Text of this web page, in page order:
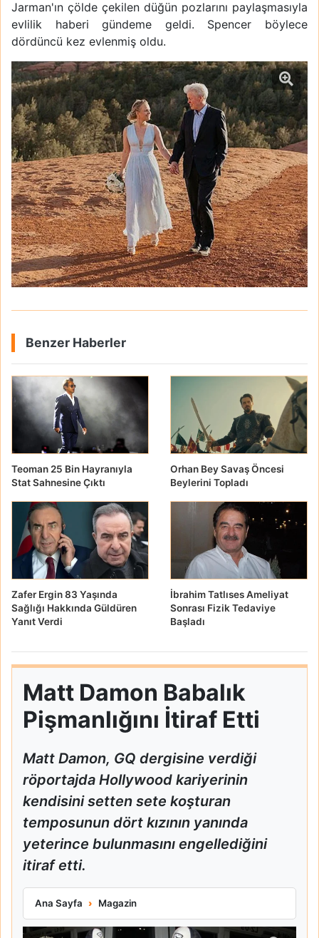
Jarman'ın çölde çekilen düğün pozlarını paylaşmasıyla
evlilik haberi gündeme geldi. Spencer böylece
dördüncü kez evlenmiş oldu.
Benzer Haberler
Teoman 25 Bin Hayranıyla
Stat Sahnesine Çıktı
Orhan Bey Savaş Öncesi
Beylerini Topladı
Zafer Ergin 83 Yaşında
Sağlığı Hakkında Güldüren
Yanıt Verdi
İbrahim Tatlıses Ameliyat
Sonrası Fizik Tedaviye
Başladı
Matt Damon Babalık
Pişmanlığını İtiraf Etti
Matt Damon, GQ dergisine verdiği
röportajda Hollywood kariyerinin
kendisini setten sete koşturan
temposunun dört kızının yanında
yeterince bulunmasını engellediğini
itiraf etti.
Ana Sayfa Magazin
Matt Damon Babalık Pişmanlığını İtiraf Etti